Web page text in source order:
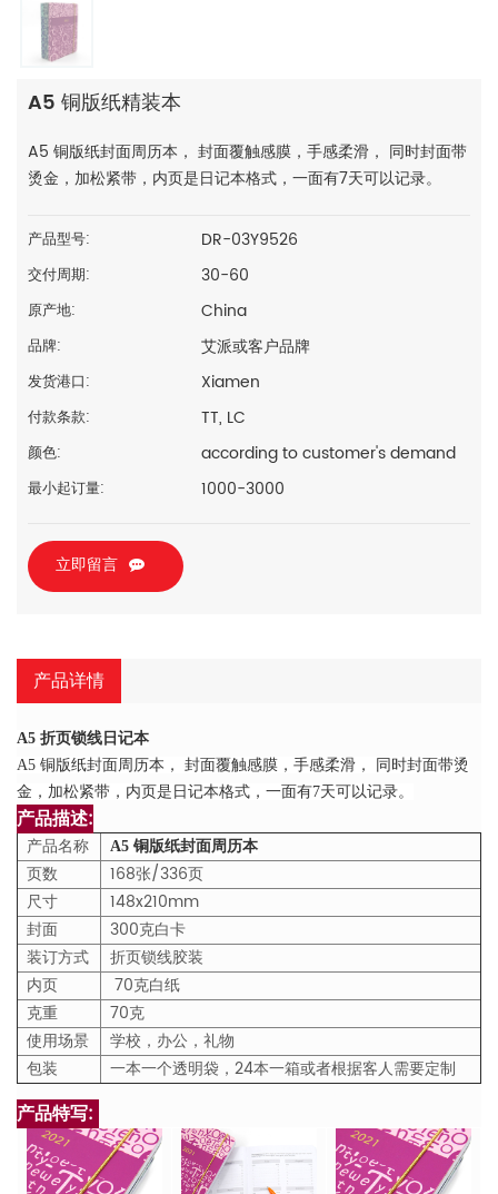
A5 铜版纸精装本
A5 铜版纸封面周历本， 封面覆触感膜，手感柔滑， 同时封面带
烫金，加松紧带，内页是日记本格式，一面有7天可以记录。
产品型号: DR-03Y9526
交付周期: 30-60
原产地: China
品牌: 艾派或客户品牌
发货港口: Xiamen
付款条款: TT, LC
颜色: according to customer's demand
最小起订量: 1000-3000
立即留言
产品详情
A5 折页锁线日记本
A5 铜版纸封面周历本， 封面覆触感膜，手感柔滑， 同时封面带烫
金，加松紧带，内页是日记本格式，一面有7天可以记录。
产品描述:
产品名称 A5 铜版纸封面周历本
页数
168张/336页
尺寸
148x210mm
封面
300克白卡
装订方式
折页锁线胶装
内页
70克白纸
克重
70克
使用场景
学校，办公，礼物
包装
一本一个透明袋，24本一箱或者根据客人需要定制
产品特写: